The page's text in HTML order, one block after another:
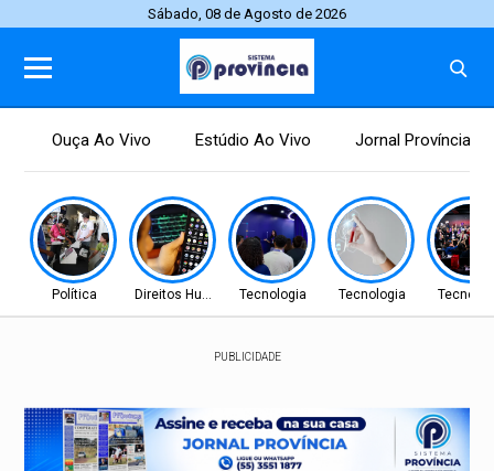
Sábado, 08 de Agosto de 2026
Ouça Ao Vivo Estúdio Ao Vivo Jornal Província
Política Direitos HumanosTecnologia Tecnologia
PUBLICIDADE